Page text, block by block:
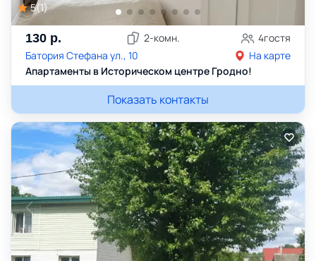
5(1)
130 р. 2-комн. 4гостя
Батория Стефана ул., 10
На карте
Апартаменты в Историческом центре Гродно!
Показать контакты